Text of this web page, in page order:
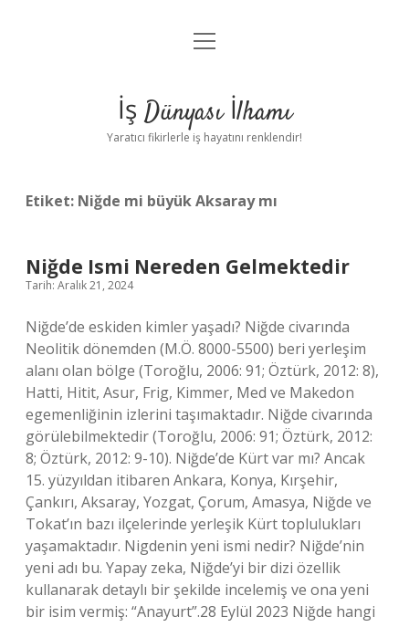
Anasayfa
Yasal Uyarı
menüyü
İş Dünyası İlhamı
Yaratıcı fikirlerle iş hayatını renklendir!
Etiket: Niğde mi büyük Aksaray mı
Niğde Ismi Nereden Gelmektedir
Tarih: Aralık 21, 2024
Niğde’de eskiden kimler yaşadı? Niğde civarında
Neolitik dönemden (M.Ö. 8000-5500) beri yerleşim
alanı olan bölge (Toroğlu, 2006: 91; Öztürk, 2012: 8),
Hatti, Hitit, Asur, Frig, Kimmer, Med ve Makedon
egemenliğinin izlerini taşımaktadır. Niğde civarında
görülebilmektedir (Toroğlu, 2006: 91; Öztürk, 2012:
8; Öztürk, 2012: 9-10). Niğde’de Kürt var mı? Ancak
15. yüzyıldan itibaren Ankara, Konya, Kırşehir,
Çankırı, Aksaray, Yozgat, Çorum, Amasya, Niğde ve
Tokat’ın bazı ilçelerinde yerleşik Kürt toplulukları
yaşamaktadır. Nigdenin yeni ismi nedir? Niğde’nin
yeni adı bu. Yapay zeka, Niğde’yi bir dizi özellik
kullanarak detaylı bir şekilde incelemiş ve ona yeni
bir isim vermiş: “Anayurt”.28 Eylül 2023 Niğde hangi